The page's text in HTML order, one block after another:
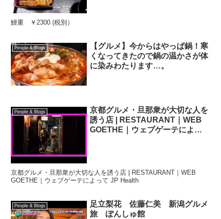
鰻重 ￥2300 (税別）
People & Blogs
【グルメ】今からはやっぱ鍋！寒
くなってきたので鍋の温かさが体
に染みわたります…。
People & Blogs
京都グルメ・旦那衆が大切な人を
誘う店 | RESTAURANT｜WEB
GOETHE｜ウェブゲーテによっ
京都グルメ・旦那衆が大切な人を誘う店 | RESTAURANT｜WEB
GOETHE｜ウェブゲーテによって JP Health
People & Blogs
足立梨花 佐藤仁美 新潟グルメ
旅 ぽんしゅ館